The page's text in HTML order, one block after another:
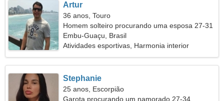
Artur
36 anos, Touro
Homem solteiro procurando uma esposa 27-31
Embu-Guaçu, Brasil
Atividades esportivas, Harmonia interior
Stephanie
25 anos, Escorpião
Garota procurando um namorado 27-34